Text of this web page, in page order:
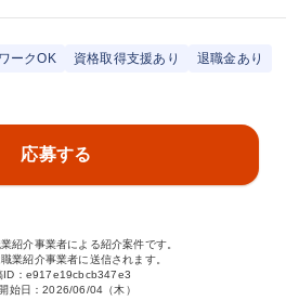
ークOK 資格取得支援あり 退職金あり
応募する
紹介事業者による紹介案件です。
業紹介事業者に送信されます。
ID： e917e19cbcb347e3
始日：2026/06/04（木）